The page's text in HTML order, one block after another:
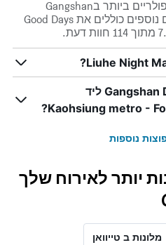
דעת, הוא אחד מהמלונות הפופולריים ביותר בGangshan
District. מקומות לינה מובילים נוספים כוללים את Good Days
המלצה למלון טוב בGangshan District ליד
Kaohsiung metro -
נוספות
יותר לאירוח שלך
מלונות ב טייוואן